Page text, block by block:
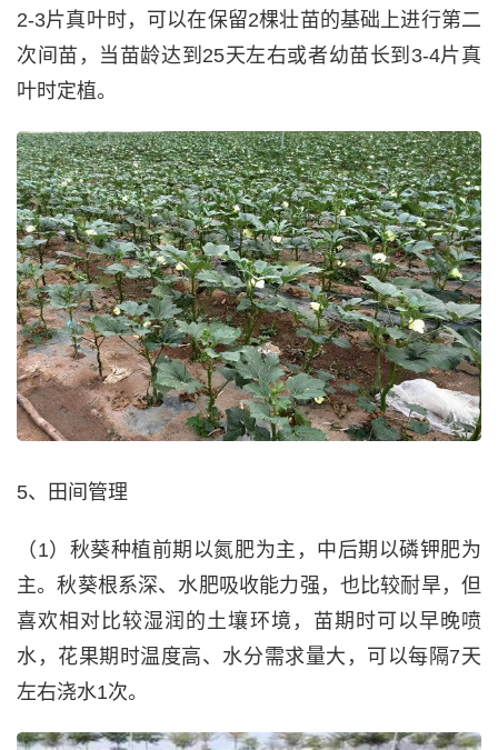
2-3片真叶时，可以在保留2棵壮苗的基础上进行第二
次间苗，当苗龄达到25天左右或者幼苗长到3-4片真
叶时定植。
5、田间管理
（1）秋葵种植前期以氮肥为主，中后期以磷钾肥为
主。秋葵根系深、水肥吸收能力强，也比较耐旱，但
喜欢相对比较湿润的土壤环境，苗期时可以早晚喷
水，花果期时温度高、水分需求量大，可以每隔7天
左右浇水1次。